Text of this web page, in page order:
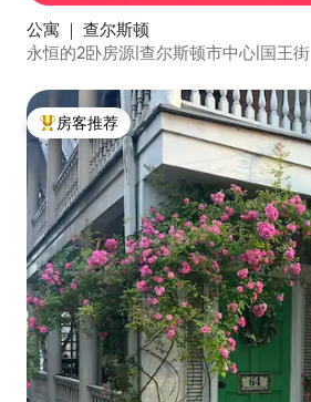
公寓 ｜ 查尔斯顿
永恒的2卧房源|查尔斯顿市中心|国王街
热门「房客推荐」
房客推荐